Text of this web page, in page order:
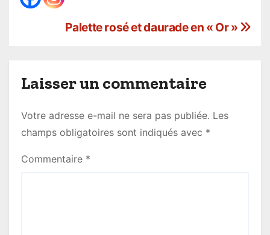
v
g
a
Palette rosé et daurade en « Or »
Laisser un commentaire
Votre adresse e-mail ne sera pas publiée. Les
champs obligatoires sont indiqués avec *
Commentaire *